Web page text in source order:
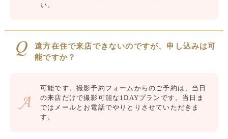
い。
遠方在住で来店できないのですが、申し込みは可
能ですか？
可能です。撮影予約フォームからのご予約は、当日
の来店だけで撮影可能な1DAYプランです。当日ま
ではメールとお電話でやりとりさせていただきま
す。